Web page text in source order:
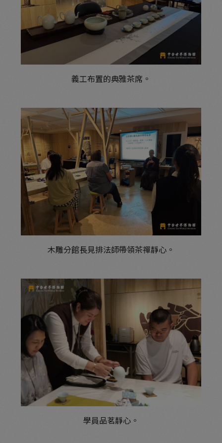
義工布置的典雅茶席。
木雕分館長見排法師帶領茶禪靜心。
學員品茗靜心。